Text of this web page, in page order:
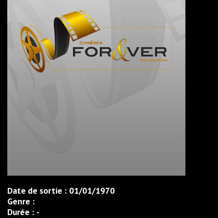
Date de sortie : 01/01/1970
Genre :
Durée : -